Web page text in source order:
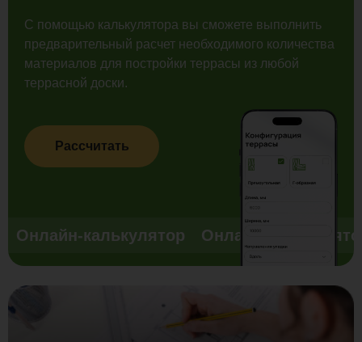
С помощью калькулятора вы сможете выполнить
предварительный расчет необходимого количества
материалов для постройки террасы из любой
террасной доски.
Рассчитать
Онлайн-калькулятор Онлайн-